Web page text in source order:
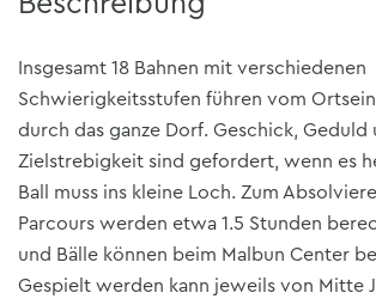
Insgesamt 18 Bahnen mit verschiedenen
Schwierigkeitsstufen führen vom
durch das ganze Dorf. Geschick, Geduld
Zielstrebigkeit sind gefordert, wenn es
Ball muss ins kleine Loch. Zum
Parcours werden etwa 1.5 Stunden
und Bälle können beim Malbun Center
Gespielt werden kann jeweils von Mitte